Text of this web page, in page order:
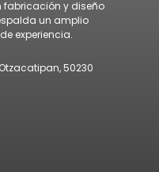
fabricación y diseño
un amplio
experiencia.
50230